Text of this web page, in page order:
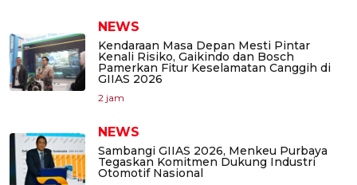
NEWS
Kendaraan Masa Depan Mesti Pintar
Kenali Risiko, Gaikindo dan Bosch
Pamerkan Fitur Keselamatan Canggih di
GIIAS 2026
2 jam
NEWS
Sambangi GIIAS 2026, Menkeu Purbaya
Tegaskan Komitmen Dukung Industri
Otomotif Nasional